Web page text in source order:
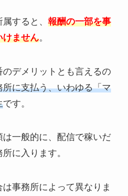
すると、 報酬の一部を事
けません。
デメリットとも言えるの
に支払う、いわゆる「マ
です。
一般的に、配信で稼いだ
に入ります。
事務所によって異なりま